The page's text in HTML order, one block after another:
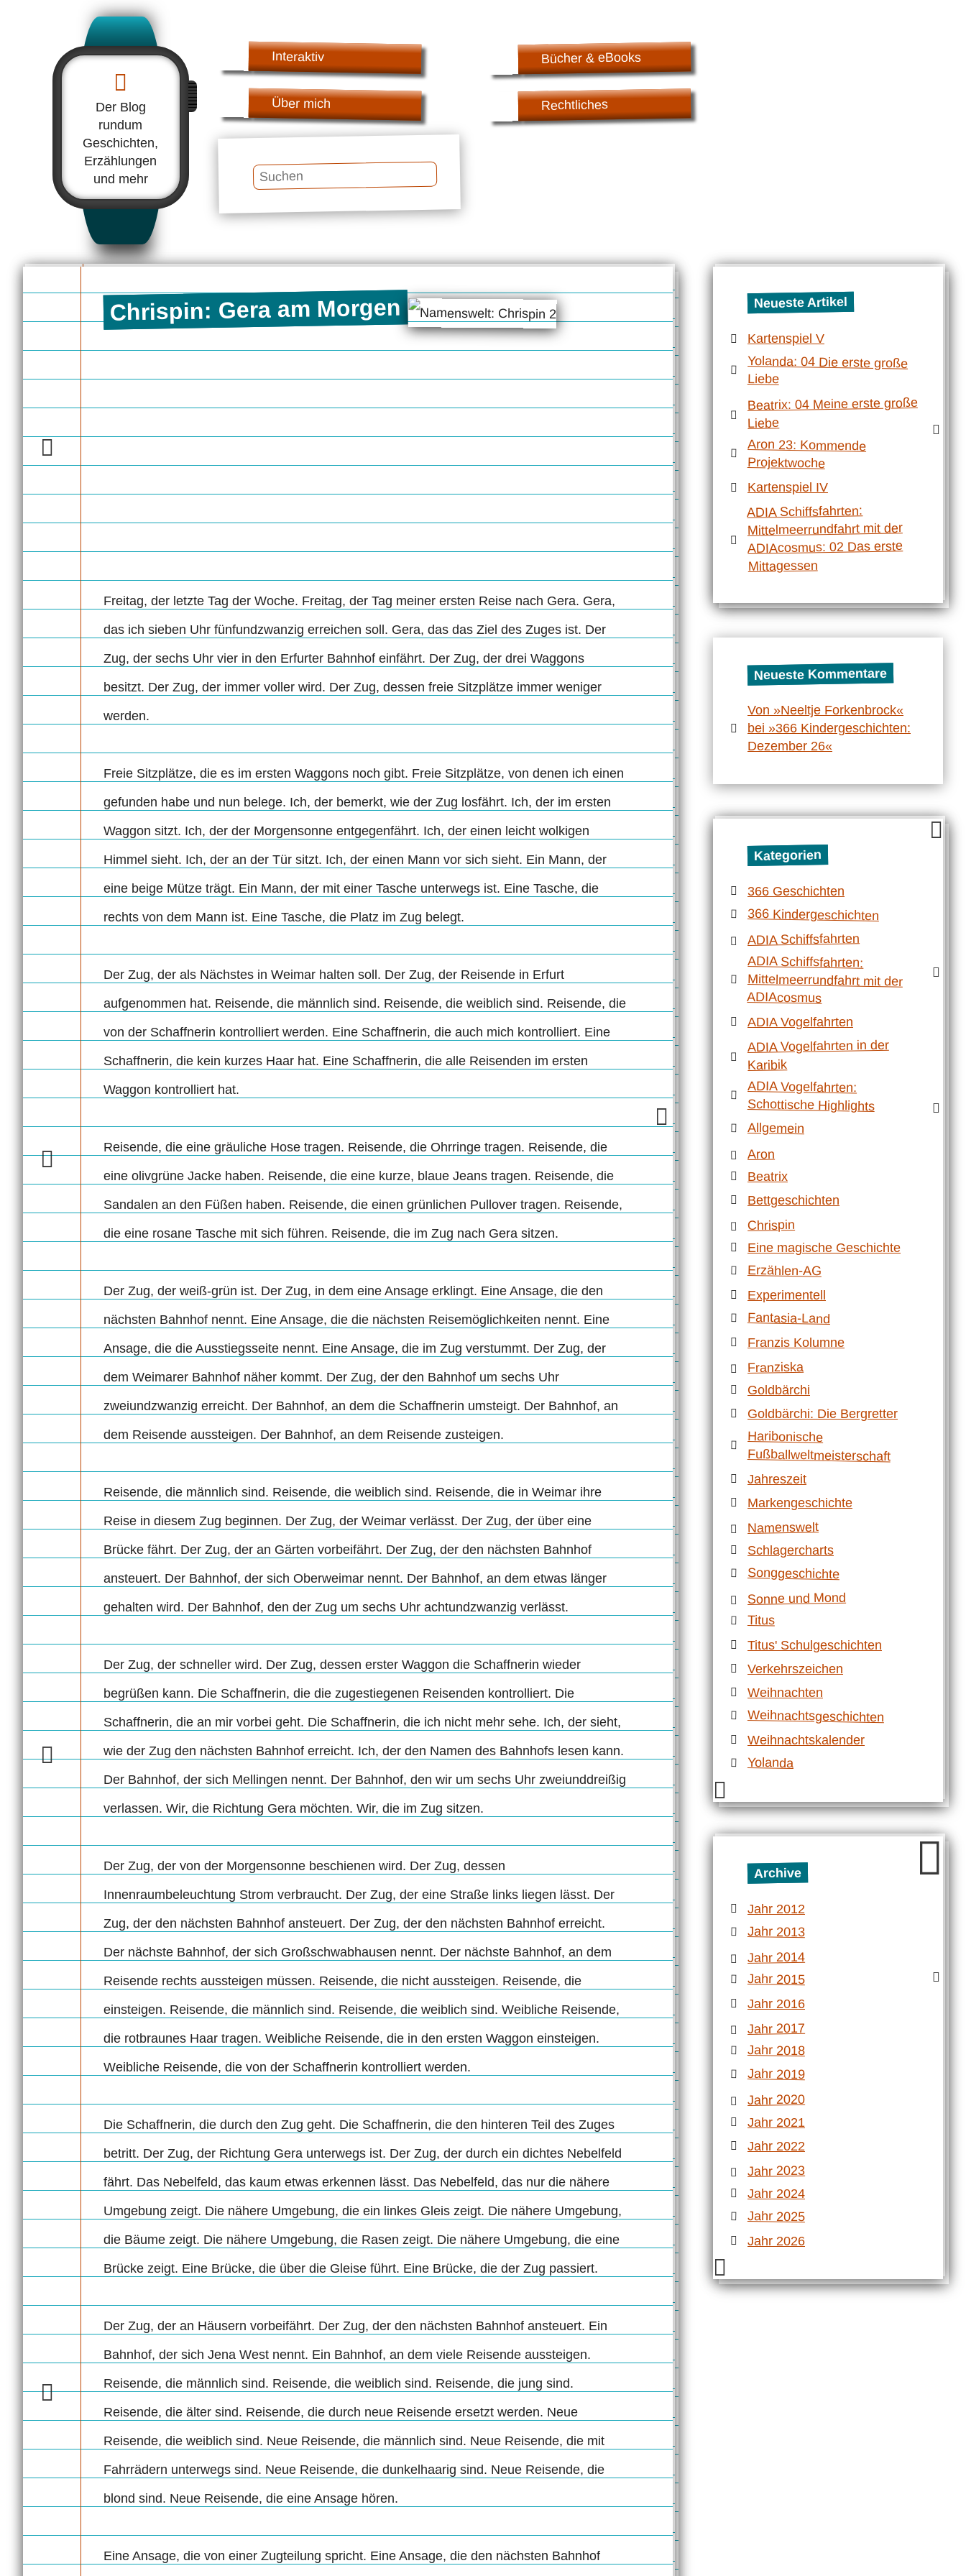
Der Blog
rundum
Geschichten,
Erzählungen
und mehr
Interaktiv Bücher & eBooks
Über mich Rechtliches
Suchen
Chrispin: Gera am Morgen
Freitag, der letzte Tag der Woche. Freitag, der Tag meiner ersten Reise nach Gera. Gera,
das ich sieben Uhr fünfundzwanzig erreichen soll. Gera, das das Ziel des Zuges ist. Der
Zug, der sechs Uhr vier in den Erfurter Bahnhof einfährt. Der Zug, der drei Waggons
besitzt. Der Zug, der immer voller wird. Der Zug, dessen freie Sitzplätze immer weniger
werden.
Freie Sitzplätze, die es im ersten Waggons noch gibt. Freie Sitzplätze, von denen ich einen
gefunden habe und nun belege. Ich, der bemerkt, wie der Zug losfährt. Ich, der im ersten
Waggon sitzt. Ich, der der Morgensonne entgegenfährt. Ich, der einen leicht wolkigen
Himmel sieht. Ich, der an der Tür sitzt. Ich, der einen Mann vor sich sieht. Ein Mann, der
eine beige Mütze trägt. Ein Mann, der mit einer Tasche unterwegs ist. Eine Tasche, die
rechts von dem Mann ist. Eine Tasche, die Platz im Zug belegt.
Der Zug, der als Nächstes in Weimar halten soll. Der Zug, der Reisende in Erfurt
aufgenommen hat. Reisende, die männlich sind. Reisende, die weiblich sind. Reisende, die
von der Schaffnerin kontrolliert werden. Eine Schaffnerin, die auch mich kontrolliert. Eine
Schaffnerin, die kein kurzes Haar hat. Eine Schaffnerin, die alle Reisenden im ersten
Waggon kontrolliert hat.
Reisende, die eine gräuliche Hose tragen. Reisende, die Ohrringe tragen. Reisende, die
eine olivgrüne Jacke haben. Reisende, die eine kurze, blaue Jeans tragen. Reisende, die
Sandalen an den Füßen haben. Reisende, die einen grünlichen Pullover tragen. Reisende,
die eine rosane Tasche mit sich führen. Reisende, die im Zug nach Gera sitzen.
Der Zug, der weiß-grün ist. Der Zug, in dem eine Ansage erklingt. Eine Ansage, die den
nächsten Bahnhof nennt. Eine Ansage, die die nächsten Reisemöglichkeiten nennt. Eine
Ansage, die die Ausstiegsseite nennt. Eine Ansage, die im Zug verstummt. Der Zug, der
dem Weimarer Bahnhof näher kommt. Der Zug, der den Bahnhof um sechs Uhr
zweiundzwanzig erreicht. Der Bahnhof, an dem die Schaffnerin umsteigt. Der Bahnhof, an
dem Reisende aussteigen. Der Bahnhof, an dem Reisende zusteigen.
Reisende, die männlich sind. Reisende, die weiblich sind. Reisende, die in Weimar ihre
Reise in diesem Zug beginnen. Der Zug, der Weimar verlässt. Der Zug, der über eine
Brücke fährt. Der Zug, der an Gärten vorbeifährt. Der Zug, der den nächsten Bahnhof
ansteuert. Der Bahnhof, der sich Oberweimar nennt. Der Bahnhof, an dem etwas länger
gehalten wird. Der Bahnhof, den der Zug um sechs Uhr achtundzwanzig verlässt.
Der Zug, der schneller wird. Der Zug, dessen erster Waggon die Schaffnerin wieder
begrüßen kann. Die Schaffnerin, die die zugestiegenen Reisenden kontrolliert. Die
Schaffnerin, die an mir vorbei geht. Die Schaffnerin, die ich nicht mehr sehe. Ich, der sieht,
wie der Zug den nächsten Bahnhof erreicht. Ich, der den Namen des Bahnhofs lesen kann.
Der Bahnhof, der sich Mellingen nennt. Der Bahnhof, den wir um sechs Uhr zweiunddreißig
verlassen. Wir, die Richtung Gera möchten. Wir, die im Zug sitzen.
Der Zug, der von der Morgensonne beschienen wird. Der Zug, dessen
Innenraumbeleuchtung Strom verbraucht. Der Zug, der eine Straße links liegen lässt. Der
Zug, der den nächsten Bahnhof ansteuert. Der Zug, der den nächsten Bahnhof erreicht.
Der nächste Bahnhof, der sich Großschwabhausen nennt. Der nächste Bahnhof, an dem
Reisende rechts aussteigen müssen. Reisende, die nicht aussteigen. Reisende, die
einsteigen. Reisende, die männlich sind. Reisende, die weiblich sind. Weibliche Reisende,
die rotbraunes Haar tragen. Weibliche Reisende, die in den ersten Waggon einsteigen.
Weibliche Reisende, die von der Schaffnerin kontrolliert werden.
Die Schaffnerin, die durch den Zug geht. Die Schaffnerin, die den hinteren Teil des Zuges
betritt. Der Zug, der Richtung Gera unterwegs ist. Der Zug, der durch ein dichtes Nebelfeld
fährt. Das Nebelfeld, das kaum etwas erkennen lässt. Das Nebelfeld, das nur die nähere
Umgebung zeigt. Die nähere Umgebung, die ein linkes Gleis zeigt. Die nähere Umgebung,
die Bäume zeigt. Die nähere Umgebung, die Rasen zeigt. Die nähere Umgebung, die eine
Brücke zeigt. Eine Brücke, die über die Gleise führt. Eine Brücke, die der Zug passiert.
Der Zug, der an Häusern vorbeifährt. Der Zug, der den nächsten Bahnhof ansteuert. Ein
Bahnhof, der sich Jena West nennt. Ein Bahnhof, an dem viele Reisende aussteigen.
Reisende, die männlich sind. Reisende, die weiblich sind. Reisende, die jung sind.
Reisende, die älter sind. Reisende, die durch neue Reisende ersetzt werden. Neue
Reisende, die weiblich sind. Neue Reisende, die männlich sind. Neue Reisende, die mit
Fahrrädern unterwegs sind. Neue Reisende, die dunkelhaarig sind. Neue Reisende, die
blond sind. Neue Reisende, die eine Ansage hören.
Eine Ansage, die von einer Zugteilung spricht. Eine Ansage, die den nächsten Bahnhof
Neueste Artikel
Kartenspiel V
Yolanda: 04 Die erste große
Liebe
Beatrix: 04 Meine erste große
Liebe
Aron 23: Kommende
Projektwoche
Kartenspiel IV
ADIA Schiffsfahrten:
Mittelmeerrundfahrt mit der
ADIAcosmus: 02 Das erste
Mittagessen
Neueste Kommentare
Von »Neeltje Forkenbrock«
bei »366 Kindergeschichten:
Dezember 26«
Kategorien
366 Geschichten
366 Kindergeschichten
ADIA Schiffsfahrten
ADIA Schiffsfahrten:
Mittelmeerrundfahrt mit der
ADIAcosmus
ADIA Vogelfahrten
ADIA Vogelfahrten in der
Karibik
ADIA Vogelfahrten:
Schottische Highlights
Allgemein
Aron
Beatrix
Bettgeschichten
Chrispin
Eine magische Geschichte
Erzählen-AG
Experimentell
Fantasia-Land
Franzis Kolumne
Franziska
Goldbärchi
Goldbärchi: Die Bergretter
Haribonische
Fußballweltmeisterschaft
Jahreszeit
Markengeschichte
Namenswelt
Schlagercharts
Songgeschichte
Sonne und Mond
Titus
Titus' Schulgeschichten
Verkehrszeichen
Weihnachten
Weihnachtsgeschichten
Weihnachtskalender
Yolanda
Archive
Jahr 2012
Jahr 2013
Jahr 2014
Jahr 2015
Jahr 2016
Jahr 2017
Jahr 2018
Jahr 2019
Jahr 2020
Jahr 2021
Jahr 2022
Jahr 2023
Jahr 2024
Jahr 2025
Jahr 2026